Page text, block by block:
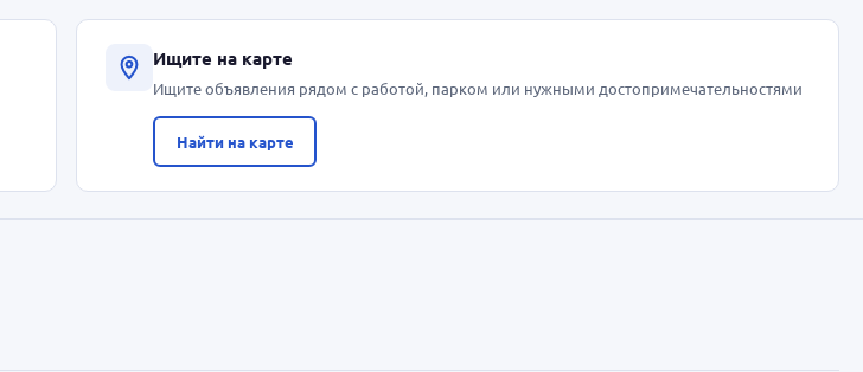
Ищите на карте
Ищите объявления рядом с работой, парком или нужными достопримечательностями
Найти на карте